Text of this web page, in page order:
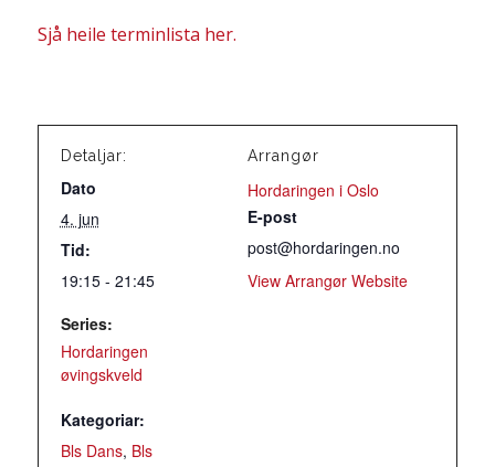
Sjå heile terminlista her.
Detaljar:
Dato
4. jun
Tid:
19:15 - 21:45
Series:
Hordaringen
øvingskveld
Kategoriar:
Bls Dans, Bls
Arrangør
Hordaringen i Oslo
E-post
post@hordaringen.no
View Arrangør Website